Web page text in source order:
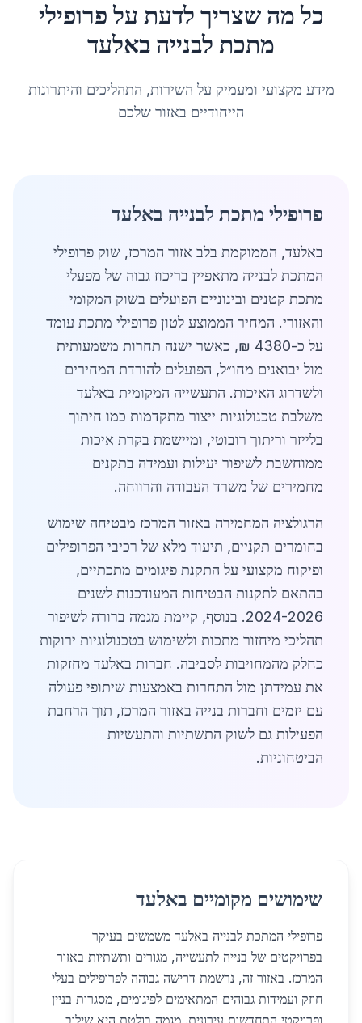
כל מה שצריך לדעת עלפרופילי
מתכת לבנייה באלעד
מידע מקצועי ומעמיק על השירות, התהליכים והיתרונות
הייחודיים באזור שלכם
פרופילי מתכת לבנייה באלעד
באלעד, הממוקמת בלב אזור המרכז, שוק פרופילי
המתכת לבנייה מתאפיין בריכוז גבוה של מפעלי
מתכת קטנים ובינוניים הפועלים בשוק המקומי
והאזורי. המחיר הממוצע לטון פרופילי מתכת עומד
על כ-4380 ₪, כאשר ישנה תחרות משמעותית
מול יבואנים מחו״ל, הפועלים להורדת המחירים
ולשדרוג האיכות. התעשייה המקומית באלעד
משלבת טכנולוגיות ייצור מתקדמות כמו חיתוך
בלייזר וריתוך רובוטי, ומיישמת בקרת איכות
ממוחשבת לשיפור יעילות ועמידה בתקנים
מחמירים של משרד העבודה והרווחה.
הרגולציה המחמירה באזור המרכז מבטיחה שימוש
בחומרים תקניים, תיעוד מלא של רכיבי הפרופילים
ופיקוח מקצועי על התקנת פיגומים מתכתיים,
בהתאם לתקנות הבטיחות המעודכנות לשנים
2024-2026. בנוסף, קיימת מגמה ברורה לשיפור
תהליכי מיחזור מתכות ולשימוש בטכנולוגיות ירוקות
כחלק מהמחויבות לסביבה. חברות באלעד מחזקות
את עמידתן מול התחרות באמצעות שיתופי פעולה
עם יזמים וחברות בנייה באזור המרכז, תוך הרחבת
הפעילות גם לשוק התשתיות והתעשיות
הביטחוניות.
שימושים מקומיים באלעד
פרופילי המתכת לבנייה באלעד משמשים בעיקר
בפרויקטים של בנייה לתעשייה, מגורים ותשתיות באזור
המרכז. באזור זה, נרשמת דרישה גבוהה לפרופילים בעלי
חוזק ועמידות גבוהים המתאימים לפיגומים, מסגרות בניין
ופרויקטי התחדשות עירונית. מגמה בולטת היא שילוב